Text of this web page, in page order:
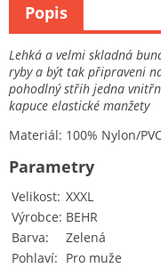
Lehká a velmi skladná
ryby a být tak připraveni
pohodlný střih jedna
kapuce elastické manžety
Materiál: 100% Nylon/
Velikost XXXL
Výrobce BEHR
Barva
Zelená
Pohlaví
Pro muže
Parametry
Popis